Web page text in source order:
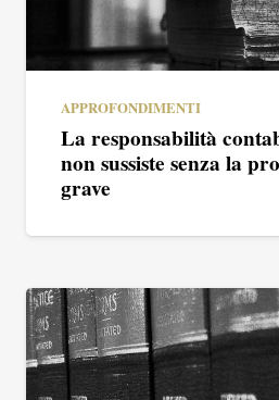
APPROFONDIMENTI
La responsabilità
non sussiste senza la
grave